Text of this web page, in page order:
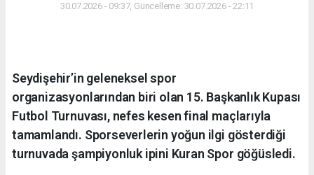
30.07.2026 - 09:37, Güncelleme: 30.07.2026 - 22:11
Seydişehir’in geleneksel spor
organizasyonlarından biri olan 15. Başkanlık Kupası
Futbol Turnuvası, nefes kesen final maçlarıyla
tamamlandı. Sporseverlerin yoğun ilgi gösterdiği
turnuvada şampiyonluk ipini Kuran Spor göğüsledi.